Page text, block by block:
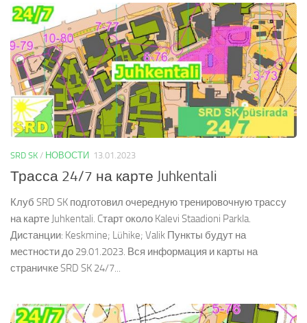
SRD SK / НОВОСТИ 13.01.2023
Трасса 24/7 на карте Juhkentali
Клуб SRD SK подготовил очередную тренировочную трассу
на карте Juhkentali. Cтарт около Kalevi Staadioni Parkla.
Дистанции: Keskmine; Lühike; Valik Пункты будут на
местности до 29.01.2023. Вся информация и карты на
страничке SRD SK 24/7...